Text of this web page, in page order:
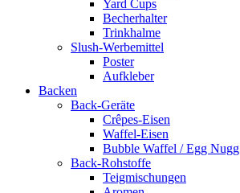
Yard Cups
Becherhalter
Trinkhalme
Slush-Werbemittel
Poster
Aufkleber
Backen
Back-Geräte
Crêpes-Eisen
Waffel-Eisen
Bubble Waffel / Egg Nugg
Back-Rohstoffe
Teigmischungen